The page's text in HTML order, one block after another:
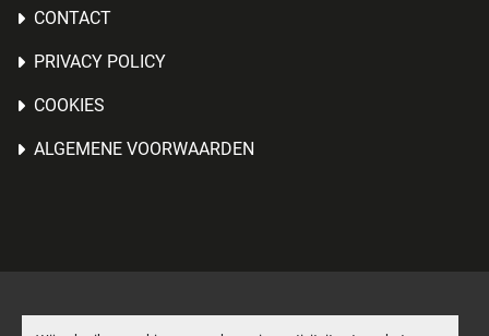
CONTACT
PRIVACY POLICY
COOKIES
ALGEMENE VOORWAARDEN